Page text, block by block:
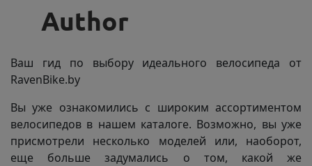
Ваш гид по выбору идеального велосипеда от
RavenBike.by
Вы уже ознакомились с широким ассортиментом
велосипедов в нашем каталоге. Возможно, вы уже
присмотрели несколько моделей или, наоборот,
еще больше задумались о том, какой же